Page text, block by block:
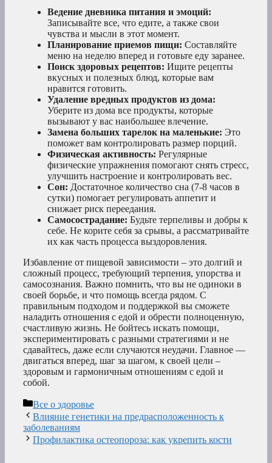
Ведение дневника питания и эмоций:
Записывайте все, что едите, а также свои
чувства и мысли в этот момент.
Планирование приемов пищи: Составляйте
меню на неделю вперед и готовьте еду заранее.
Поиск здоровых рецептов: Ищите рецепты
вкусных и полезных блюд, которые вам
нравится готовить.
Удаление вредных продуктов из дома:
Уберите из дома все продукты, которые
вызывают у вас наибольшее влечение.
Замена больших тарелок на маленькие: Это
поможет вам контролировать размер порций.
Физическая активность: Регулярные
физические упражнения помогают снять стресс,
улучшить настроение и контролировать вес.
Сон: Достаточное количество сна (7-8 часов в
сутки) помогает регулировать аппетит и
снижает риск переедания.
Самосострадание: Будьте терпеливы и добры к
себе. Не корите себя за срывы, а рассматривайте
их как часть процесса выздоровления.
Избавление от пищевой зависимости – это долгий и
сложный процесс, требующий терпения, упорства и
самосознания. Важно помнить, что вы не одиноки в
своей борьбе, и что помощь всегда рядом. С
правильным подходом и поддержкой вы сможете
наладить отношения с едой и обрести полноценную,
счастливую жизнь. Не бойтесь искать помощи,
экспериментировать с разными стратегиями и не
сдавайтесь, даже если случаются неудачи. Главное —
двигаться вперед, шаг за шагом, к своей цели –
здоровым и гармоничным отношениям с едой и
собой.
Рубрики
Все о здоровье
Влияние генетики на предрасположенность к
заболеваниям
Профилактика остеопороза: как укрепить кости